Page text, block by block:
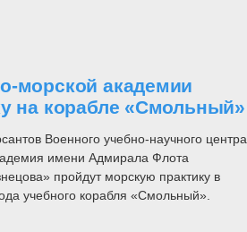
морской академии
на корабле «Смольный»
Военного учебно-научного центра
имени Адмирала Флота
пройдут морскую практику в
учебного корабля «Смольный».